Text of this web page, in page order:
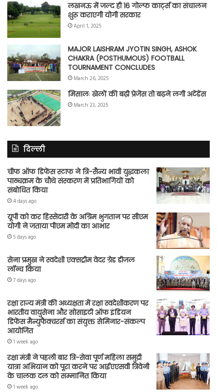
लखनऊ में जल्द ही 16 गोल्फ कार्ट्स का संचालन
शुरू कराएगी योगी सरकार
April 1, 2025
MAJOR LAISHRAM JYOTIN SINGH, ASHOK
CHAKRA (POSTHUMOUS) FOOTBALL
TOURNAMENT CONCLUDES
March 26, 2025
मिसालः खेलों की बढ़ी प्रेजेंस तो बढ़ने लगी अटेंडेंस
March 23, 2025
दिल्ली
चीफ ऑफ डिफेंस स्टाफ ने त्रि-सैन्य भावी युद्धकला
पाठ्यक्रम के चौथे संस्करण में प्रतिभागियों को
संबोधित किया
4 days ago
यूपी को कर हिस्सेदारी के अग्रिम भुगतान पर सीएम
योगी ने जताया पीएम मोदी का आभार
5 days ago
सेना प्रमुख ने स्वदेशी एक्सट्रीम वेदर ग्रेड डीजल
लॉन्च किया
7 days ago
रक्षा राज्य मंत्री की अध्यक्षता में रक्षा स्वदेशीकरण पर
भारतीय वायुसेना और सोसाइटी ऑफ इंडियन
डिफेंस मैन्युफैक्चरर्स का संयुक्त सेमिनार-संकल्प
आयोजित
1 week ago
रक्षा मंत्री ने पहली बार त्रि-सेवा पूर्ण महिला समुद्री
यात्रा अभियान को पूरा करने पर आईएएसवी त्रिवेनी
के चालक दल को सम्मानित किया
1 week ago